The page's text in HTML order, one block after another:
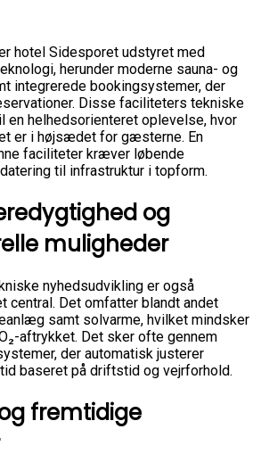
hotel Sidesporet udstyret med
herunder moderne sauna- og
integrerede bookingsystemer, der
Disse faciliteters tekniske
en helhedsorienteret oplevelse, hvor
er i højsædet for gæsterne. En
faciliteter kræver løbende
til infrastruktur i topform.
og
muligheder
nyhedsudvikling er også
central. Det omfatter blandt andet
samt solvarme, hvilket mindsker
aftrykket. Det sker ofte gennem
der automatisk justerer
baseret på driftstid og vejrforhold.
fremtidige